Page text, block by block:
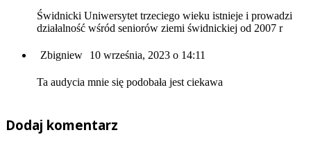
Świdnicki Uniwersytet trzeciego wieku istnieje i prowadzi
działalność wśród seniorów ziemi świdnickiej od 2007 r
Zbigniew 10 września, 2023 o 14:11
Ta audycia mnie się podobała jest ciekawa
Dodaj komentarz